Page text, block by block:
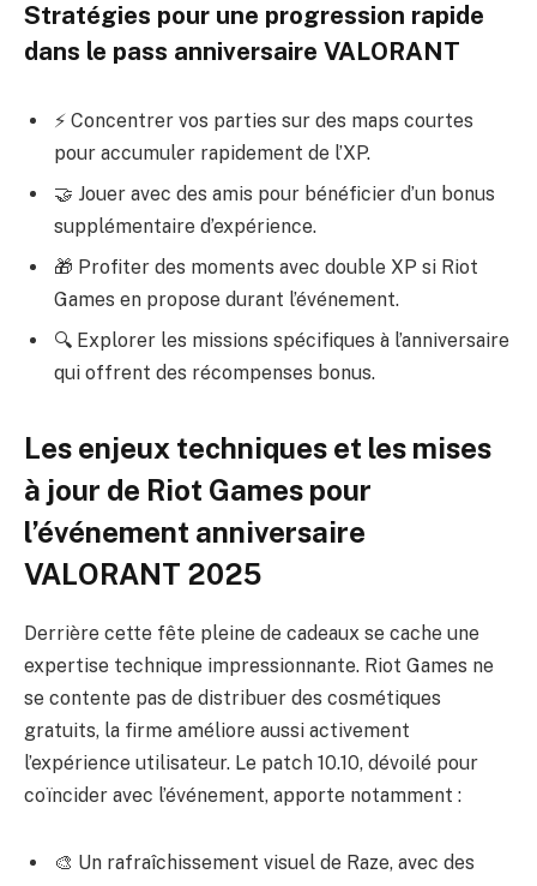
Stratégies pour une progression rapide
dans le pass anniversaire VALORANT
⚡ Concentrer vos parties sur des maps courtes
pour accumuler rapidement de l’XP.
🤝 Jouer avec des amis pour bénéficier d’un bonus
supplémentaire d’expérience.
🎁 Profiter des moments avec double XP si Riot
Games en propose durant l’événement.
🔍 Explorer les missions spécifiques à l’anniversaire
qui offrent des récompenses bonus.
Les enjeux techniques et les mises
à jour de Riot Games pour
l’événement anniversaire
VALORANT 2025
Derrière cette fête pleine de cadeaux se cache une
expertise technique impressionnante. Riot Games ne
se contente pas de distribuer des cosmétiques
gratuits, la firme améliore aussi activement
l’expérience utilisateur. Le patch 10.10, dévoilé pour
coïncider avec l’événement, apporte notamment :
🎨 Un rafraîchissement visuel de Raze, avec des